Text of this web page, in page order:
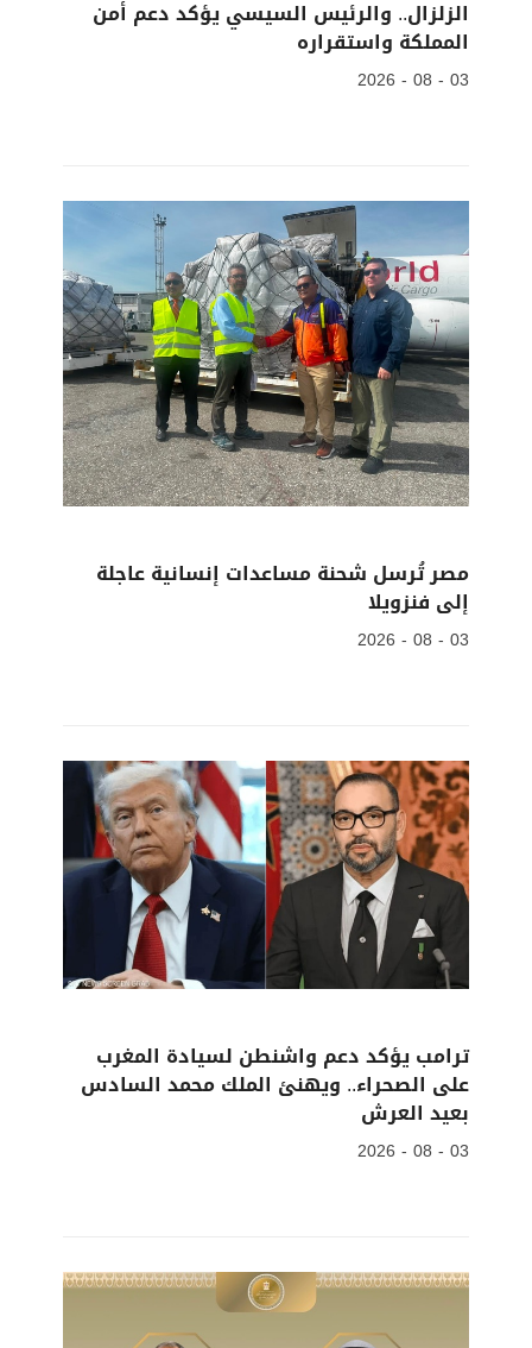
الزلزال.. والرئيس السيسي يؤكد دعم أمن
المملكة واستقراره
03 - 08 - 2026
مصر تُرسل شحنة مساعدات إنسانية عاجلة
إلى فنزويلا
03 - 08 - 2026
ترامب يؤكد دعم واشنطن لسيادة المغرب
على الصحراء.. ويهنئ الملك محمد السادس
بعيد العرش
03 - 08 - 2026